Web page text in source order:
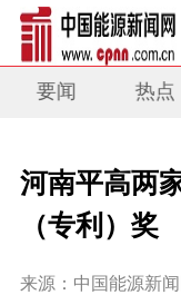
要闻 热点
河南平高两
（专利）奖
来源：中国能源新闻